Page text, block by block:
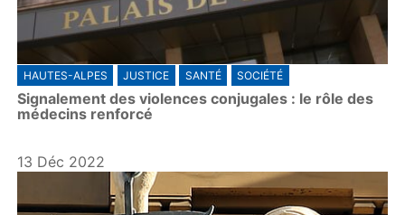
HAUTES-ALPES JUSTICE SANTÉ SOCIÉTÉ
Signalement des violences conjugales : le rôle des
médecins renforcé
13 Déc 2022